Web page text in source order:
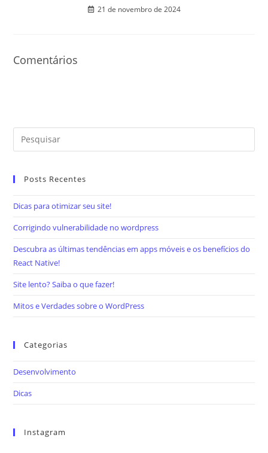
21 de novembro de 2024
Comentários
Posts Recentes
Dicas para otimizar seu site!
Corrigindo vulnerabilidade no wordpress
Descubra as últimas tendências em apps móveis e os benefícios do
React Native!
Site lento? Saiba o que fazer!
Mitos e Verdades sobre o WordPress
Categorias
Desenvolvimento
Dicas
Instagram